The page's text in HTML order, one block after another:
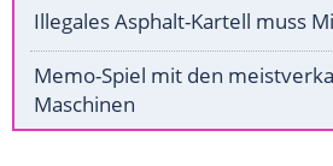
Illegales Asphalt-Kartell muss
Memo-Spiel mit den
Maschinen